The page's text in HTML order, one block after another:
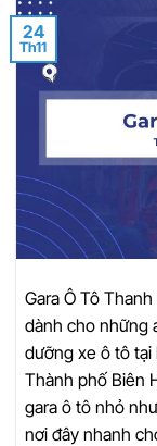
24
Th11
Gara Ô Tô
dành cho những
dưỡng xe ô tô tại
Thành phố Biên
gara ô tô nhỏ
nơi đây nhanh